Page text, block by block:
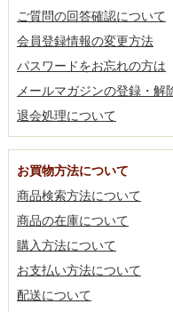
ご質問の回答確認について
会員登録情報の変更方法
パスワードをお忘れの方は
メールマガジンの登録・解
退会処理について
お買物方法について
商品検索方法について
商品の在庫について
購入方法について
お支払い方法について
配送について